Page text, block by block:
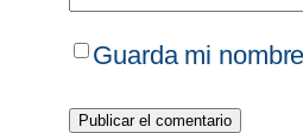
Guarda mi